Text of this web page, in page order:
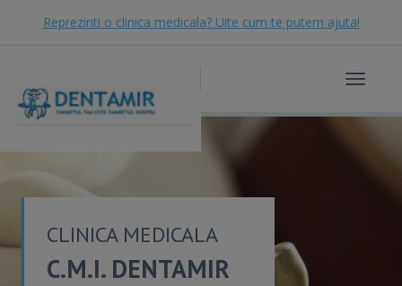
Reprezinti o clinica medicala? Uite cum te putem ajuta!
Toggle
CLINICA MEDICALA
C.M.I. DENTAMIR